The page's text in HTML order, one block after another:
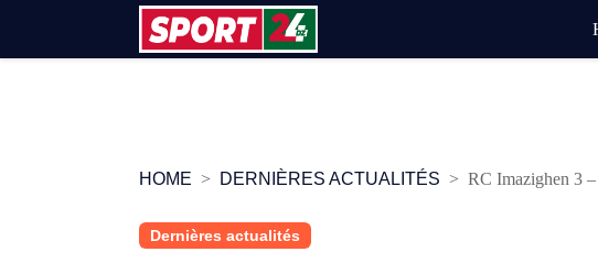
HOME DERNIÈRES ACTUALITÉS RC Imazighen 3
Dernières actualités